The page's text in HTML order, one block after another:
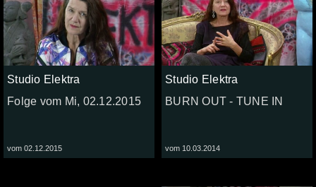
Studio Elektra
Folge vom Mi, 02.12.2015
vom 02.12.2015
Studio Elektra
BURN OUT - TUNE IN
vom 10.03.2014